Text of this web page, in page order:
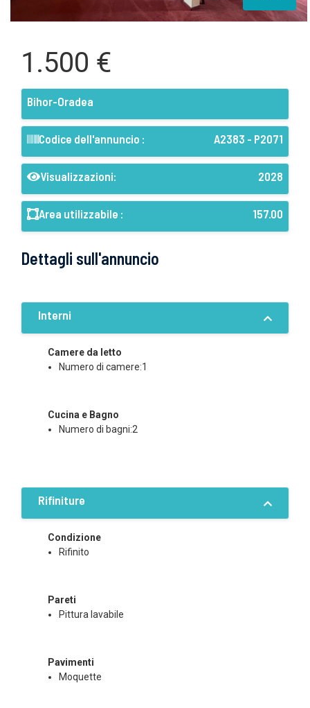
1.500 €
Bihor-Oradea
Codice dell'annuncio : A2383 - P2071
Visualizzazioni: 2028
Area utilizzabile : 157.00
Dettagli sull'annuncio
Interni
Camere da letto
Numero di camere:1
Cucina e Bagno
Numero di bagni:2
Rifiniture
Condizione
Rifinito
Pareti
Pittura lavabile
Pavimenti
Moquette